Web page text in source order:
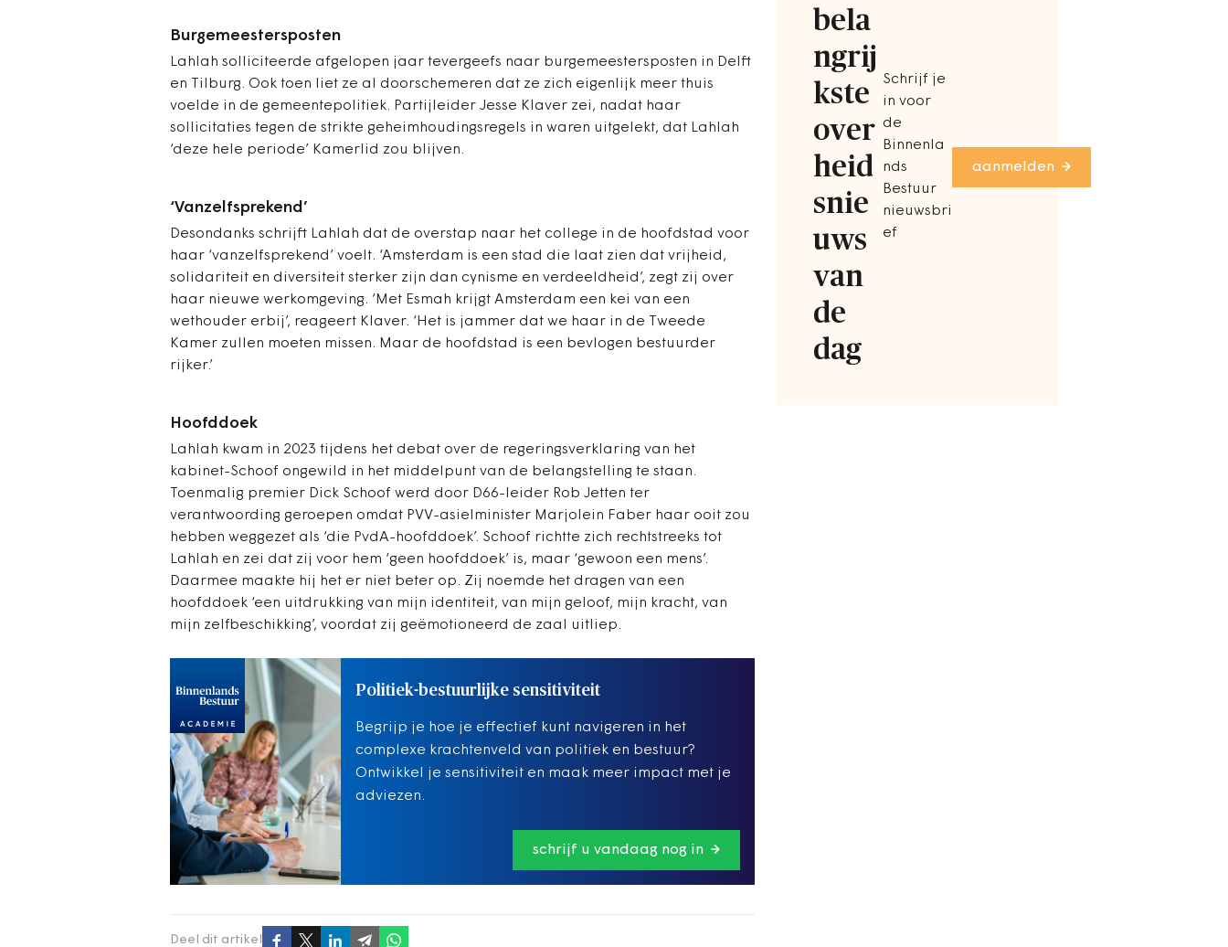
bela
ngrij
kste
over
heid
snie
uws
van
de
dag
Schrijf je
in voor
de
Binnenla
nds
Bestuur
nieuwsbri
ef
aanmelden
Burgemeestersposten
Lahlah solliciteerde afgelopen jaar tevergeefs naar burgemeestersposten in Delft
en Tilburg. Ook toen liet ze al doorschemeren dat ze zich eigenlijk meer thuis
voelde in de gemeentepolitiek. Partijleider Jesse Klaver zei, nadat haar
sollicitaties tegen de strikte geheimhoudingsregels in waren uitgelekt, dat Lahlah
‘deze hele periode’ Kamerlid zou blijven.
‘Vanzelfsprekend’
Desondanks schrijft Lahlah dat de overstap naar het college in de hoofdstad voor
haar ‘vanzelfsprekend’ voelt. ‘Amsterdam is een stad die laat zien dat vrijheid,
solidariteit en diversiteit sterker zijn dan cynisme en verdeeldheid’, zegt zij over
haar nieuwe werkomgeving. ‘Met Esmah krijgt Amsterdam een kei van een
wethouder erbij’, reageert Klaver. ‘Het is jammer dat we haar in de Tweede
Kamer zullen moeten missen. Maar de hoofdstad is een bevlogen bestuurder
rijker.’
Hoofddoek
Lahlah kwam in 2023 tijdens het debat over de regeringsverklaring van het
kabinet-Schoof ongewild in het middelpunt van de belangstelling te staan.
Toenmalig premier Dick Schoof werd door D66-leider Rob Jetten ter
verantwoording geroepen omdat PVV-asielminister Marjolein Faber haar ooit zou
hebben weggezet als ‘die PvdA-hoofddoek’. Schoof richtte zich rechtstreeks tot
Lahlah en zei dat zij voor hem ‘geen hoofddoek’ is, maar ‘gewoon een mens’.
Daarmee maakte hij het er niet beter op. Zij noemde het dragen van een
hoofddoek ‘een uitdrukking van mijn identiteit, van mijn geloof, mijn kracht, van
mijn zelfbeschikking’, voordat zij geëmotioneerd de zaal uitliep.
Politiek-bestuurlijke sensitiviteit
Begrijp je hoe je effectief kunt navigeren in het
complexe krachtenveld van politiek en bestuur?
Ontwikkel je sensitiviteit en maak meer impact met je
adviezen.
schrijf u vandaag nog in
Deel dit artikel